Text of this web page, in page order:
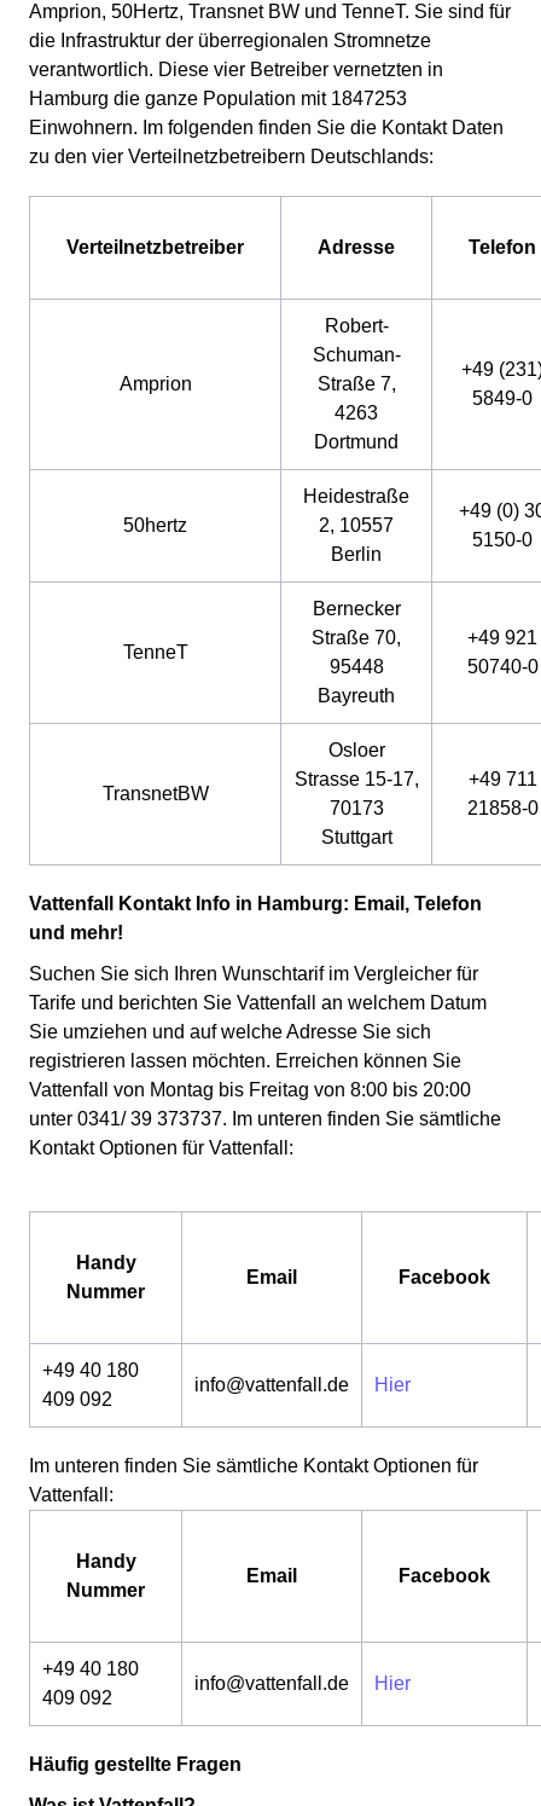
Amprion, 50Hertz, Transnet BW und TenneT. Sie sind für
die Infrastruktur der überregionalen Stromnetze
verantwortlich. Diese vier Betreiber vernetzten in
Hamburg die ganze Population mit 1847253
Einwohnern. Im folgenden finden Sie die Kontakt Daten
zu den vier Verteilnetzbetreibern Deutschlands:
Verteilnetzbetreiber Adresse Telefon
Amprion
Robert-
Schuman-
Straße 7,
4263
Dortmund
+49
5849-0
50hertz
Heidestraße
2, 10557
Berlin
+49 (0)
5150-0
TenneT
Bernecker
Straße 70,
95448
Bayreuth
+49 921
50740-0
TransnetBW
Osloer
Strasse 15-17,
70173
Stuttgart
+49 711
21858-0
Vattenfall Kontakt Info in Hamburg: Email, Telefon
und mehr!
Suchen Sie sich Ihren Wunschtarif im Vergleicher für
Tarife und berichten Sie Vattenfall an welchem Datum
Sie umziehen und auf welche Adresse Sie sich
registrieren lassen möchten. Erreichen können Sie
Vattenfall von Montag bis Freitag von 8:00 bis 20:00
unter 0341/ 39 373737. Im unteren finden Sie sämtliche
Kontakt Optionen für Vattenfall:
Handy
Nummer
Email Facebook
+49 40 180
409 092
info@vattenfall.de Hier
Im unteren finden Sie sämtliche Kontakt Optionen für
Vattenfall:
Handy
Nummer
Email Facebook
+49 40 180
409 092
info@vattenfall.de Hier
Häufig gestellte Fragen